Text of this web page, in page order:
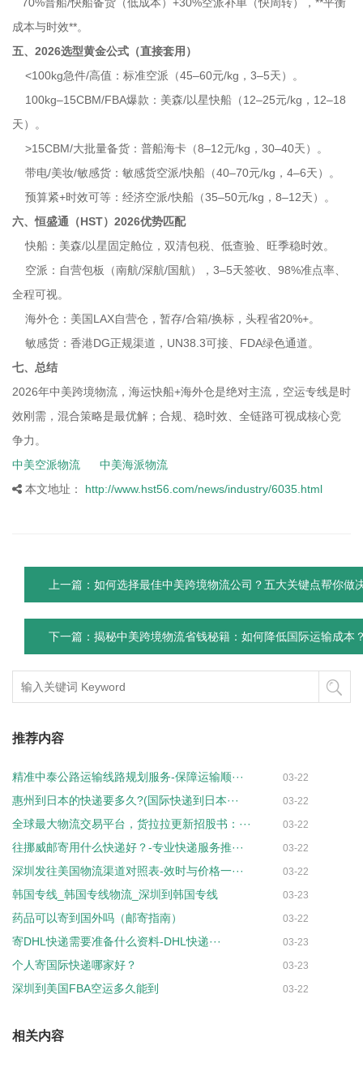
成本与时效**。
五、2026选型黄金公式（直接套用）
<100kg急件/高值：标准空派（45–60元/kg，3–5天）。
100kg–15CBM/FBA爆款：美森/以星快船（12–25元/kg，12–18
天）。
>15CBM/大批量备货：普船海卡（8–12元/kg，30–40天）。
带电/美妆/敏感货：敏感货空派/快船（40–70元/kg，4–6天）。
预算紧+时效可等：经济空派/快船（35–50元/kg，8–12天）。
六、恒盛通（HST）2026优势匹配
快船：美森/以星固定舱位，双清包税、低查验、旺季稳时效。
空派：自营包板（南航/深航/国航），3–5天签收、98%准点率、
全程可视。
海外仓：美国LAX自营仓，暂存/合箱/换标，头程省20%+。
敏感货：香港DG正规渠道，UN38.3可接、FDA绿色通道。
七、总结
2026年中美跨境物流，海运快船+海外仓是绝对主流，空运专线是时
效刚需，混合策略是最优解；合规、稳时效、全链路可视成核心竞
争力。
中美空派物流
中美海派物流
本文地址：
http://www.hst56.com/news/industry/6035.html
上一篇：如何选择最佳中美跨境物流公司？五大关键点帮你做
下一篇：揭秘中美跨境物流省钱秘籍：如何降低国际运输成本
推荐内容
精准中泰公路运输线路规划服务-保障运输顺··· 03-22
惠州到日本的快递要多久?(国际快递到日本··· 03-22
全球最大物流交易平台，货拉拉更新招股书：··· 03-22
往挪威邮寄用什么快递好？-专业快递服务推··· 03-22
深圳发往美国物流渠道对照表-效时与价格一··· 03-22
韩国专线_韩国专线物流_深圳到韩国专线 03-23
药品可以寄到国外吗（邮寄指南） 03-22
寄DHL快递需要准备什么资料-DHL快递··· 03-23
个人寄国际快递哪家好？ 03-23
深圳到美国FBA空运多久能到 03-22
相关内容